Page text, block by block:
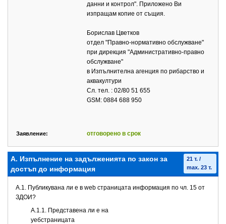
данни и контрол". Приложено Ви
изпращам копие от същия.
Борислав Цветков
отдел "Правно-нормативно обслужване"
при дирекция "Административно-правно
обслужване"
в Изпълнителна агенция по рибарство и
аквакултури
Сл. тел. : 02/80 51 655
GSM: 0884 688 950
Заявление: отговорено в срок
А. Изпълнение на задълженията по закон за
достъп до информация
21 т. /
max. 23 т.
A.1. Публикувана ли е в web страницата информация по чл. 15 от
ЗДОИ?
A.1.1. Представена ли е на
уебстраницата